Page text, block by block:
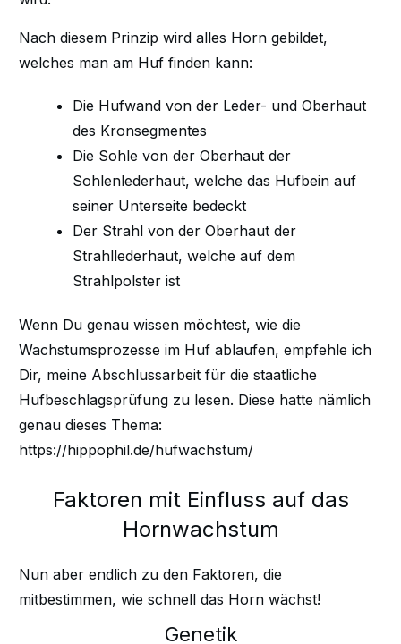
Nach diesem Prinzip wird alles Horn gebildet,
welches man am Huf finden kann:
Die Hufwand von der Leder- und Oberhaut
des Kronsegmentes
Die Sohle von der Oberhaut der
Sohlenlederhaut, welche das Hufbein auf
seiner Unterseite bedeckt
Der Strahl von der Oberhaut der
Strahllederhaut, welche auf dem
Strahlpolster ist
Wenn Du genau wissen möchtest, wie die
Wachstumsprozesse im Huf ablaufen, empfehle ich
Dir, meine Abschlussarbeit für die staatliche
Hufbeschlagsprüfung zu lesen. Diese hatte nämlich
genau dieses Thema:
https://hippophil.de/hufwachstum/
Faktoren mit Einfluss auf das
Hornwachstum
Nun aber endlich zu den Faktoren, die
mitbestimmen, wie schnell das Horn wächst!
Genetik